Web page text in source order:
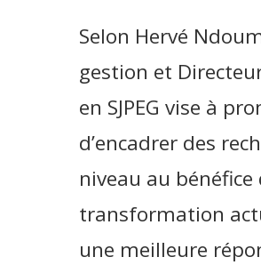
Selon Hervé
gestion et
en SJPEG vise à
d’encadrer des
niveau au
transformation
une meilleure